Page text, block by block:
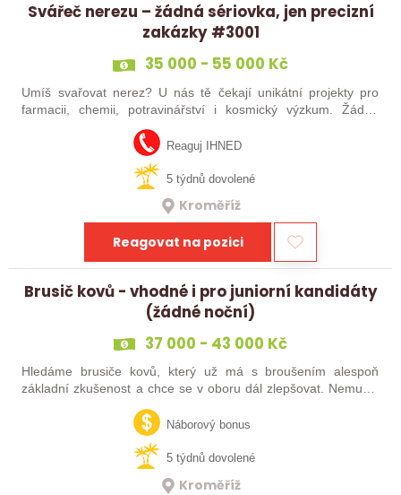
Svářeč nerezu – žádná sériovka, jen precizní
zakázky #3001
35 000 - 55 000 Kč
Umíš svařovat nerez? U nás tě čekají unikátní projekty pro
farmacii, chemii, potravinářství i kosmický výzkum. Žádná
rutina, ale precizní práce, která má smysl.
Reaguj IHNED
5 týdnů dovolené
Kroměříž
Reagovat na pozici
Brusič kovů - vhodné i pro juniorní kandidáty
(žádné noční)
37 000 - 43 000 Kč
Hledáme brusiče kovů, který už má s broušením alespoň
základní zkušenost a chce se v oboru dál zlepšovat. Nemusíš
abys už někdy pracoval…Náborový bonus
5 týdnů dovolené
Kroměříž